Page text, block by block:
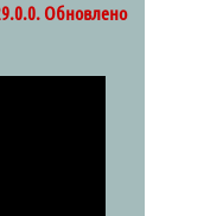
Обновлено